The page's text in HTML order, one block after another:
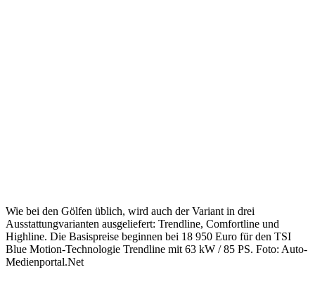
Wie bei den Gölfen üblich, wird auch der Variant in drei
Ausstattungvarianten ausgeliefert: Trendline, Comfortline und
Highline. Die Basispreise beginnen bei 18 950 Euro für den TSI
Blue Motion-Technologie Trendline mit 63 kW / 85 PS. Foto: Auto-
Medienportal.Net